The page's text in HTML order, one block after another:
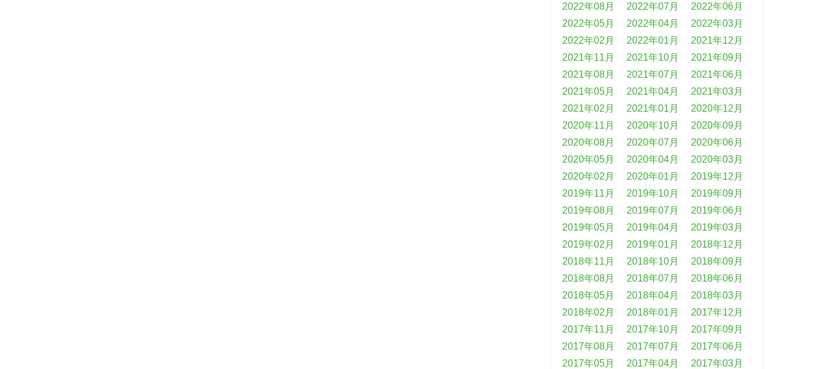
2022年08月
2022年07月
2022年06月
2022年05月
2022年04月
2022年03月
2022年02月
2022年01月
2021年12月
2021年11月
2021年10月
2021年09月
2021年08月
2021年07月
2021年06月
2021年05月
2021年04月
2021年03月
2021年02月
2021年01月
2020年12月
2020年11月
2020年10月
2020年09月
2020年08月
2020年07月
2020年06月
2020年05月
2020年04月
2020年03月
2020年02月
2020年01月
2019年12月
2019年11月
2019年10月
2019年09月
2019年08月
2019年07月
2019年06月
2019年05月
2019年04月
2019年03月
2019年02月
2019年01月
2018年12月
2018年11月
2018年10月
2018年09月
2018年08月
2018年07月
2018年06月
2018年05月
2018年04月
2018年03月
2018年02月
2018年01月
2017年12月
2017年11月
2017年10月
2017年09月
2017年08月
2017年07月
2017年06月
2017年05月
2017年04月
2017年03月